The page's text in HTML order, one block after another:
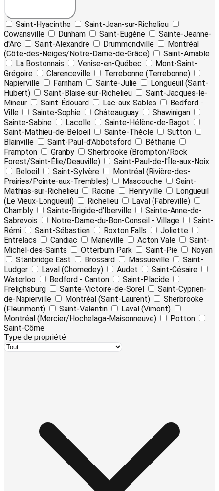
Saint-Hyacinthe
Saint-Jean-sur-Richelieu
Cowansville
Dunham Saint-Eugène
Sainte-Jeanne-
d'Arc
Saint-Alexandre Drummondville
Montréal
(Côte-des-Neiges/Notre-Dame-de-Grâce)
Saint-Amable
La Bostonnais
Venise-en-Québec
Mont-Saint-
Grégoire
Clarenceville
Terrebonne (Terrebonne)
Napierville
Farnham Sainte-Julie
Longueuil (Saint-
Hubert)
Saint-Blaise-sur-Richelieu
Saint-Jacques-le-
Mineur
Saint-Édouard Lac-aux-Sables
Bedford -
Ville
Sainte-Sophie Châteauguay
Shawinigan
Sainte-Sabine
Lacolle
Sainte-Hélène-de-Bagot
Saint-Mathieu-de-Beloeil
Sainte-Thècle
Sutton
Blainville
Saint-Paul-d'Abbotsford
Béthanie
Frampton
Granby
Sherbrooke (Brompton/Rock
Forest/Saint-Élie/Deauville)
Saint-Paul-de-l'Île-aux-Noix
Beloeil
Saint-Sylvère
Montréal (Rivière-des-
Prairies/Pointe-aux-Trembles)
Mascouche
Saint-
Mathias-sur-Richelieu
Racine Henryville
Longueuil
(Le Vieux-Longueuil)
Richelieu
Laval (Fabreville)
Chambly
Sainte-Brigide-d'Iberville
Sainte-Anne-de-
Sabrevois
Notre-Dame-du-Bon-Conseil - Village
Saint-
Rémi
Saint-Sébastien Roxton Falls
Joliette
Entrelacs
Candiac Marieville Acton Vale
Saint-
Michel-des-Saints
Otterburn Park Saint-Pie
Noyan
Stanbridge East
Brossard Massueville
Saint-
Ludger
Laval (Chomedey) Audet
Saint-Césaire
Waterloo
Bedford - Canton
Saint-Placide
Frelighsburg
Sainte-Victoire-de-Sorel
Saint-Cyprien-
de-Napierville
Montréal (Saint-Laurent)
Sherbrooke
(Fleurimont)
Saint-Valentin
Laval (Vimont)
Montréal (Mercier/Hochelaga-Maisonneuve)
Potton
Saint-Côme
Type de propriété